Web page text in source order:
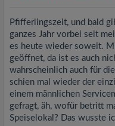
Pfifferlingszeit, und bald
ganzes Jahr vorbei seit
es heute wieder soweit.
geöffnet, da ist es auch
wahrscheinlich auch für
schien mal wieder der
einem männlichen
gefragt, äh, wofür betritt
Speiselokal? Das wusste